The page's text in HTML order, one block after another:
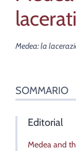
Medea: la
SOMMARIO
Editorial
Medea and